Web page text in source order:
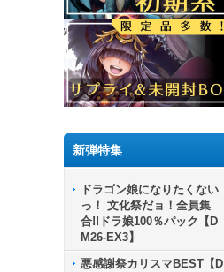
新弾特集
ドラゴン娘になりたくない
っ！ 文化祭だョ！全員集
合!!ドラ娘100％パック【D
M26-EX3】
悪感謝祭カリスマBEST【D